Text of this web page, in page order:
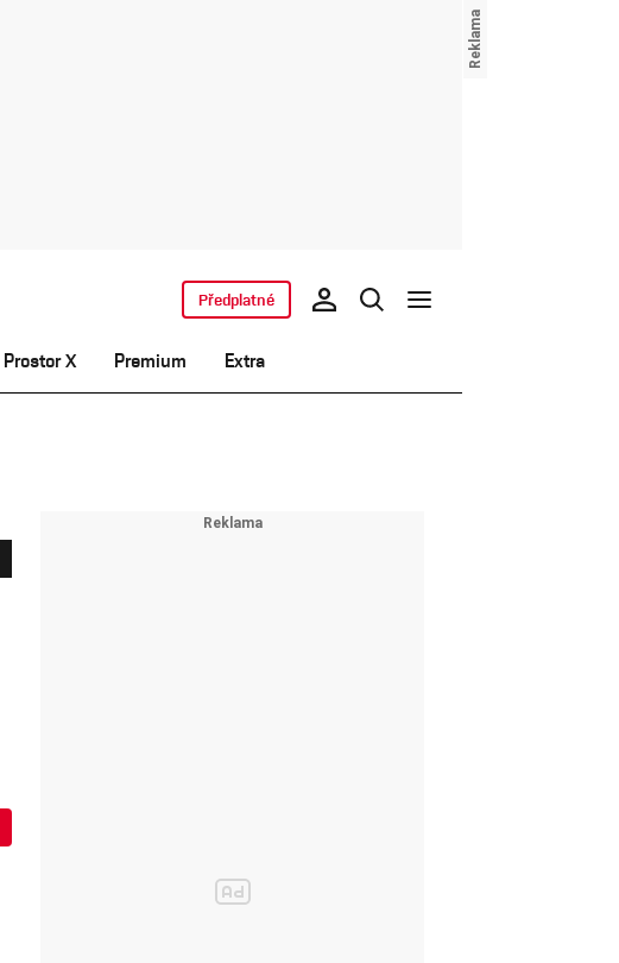
Prostor X Premium Extra
Předplatné